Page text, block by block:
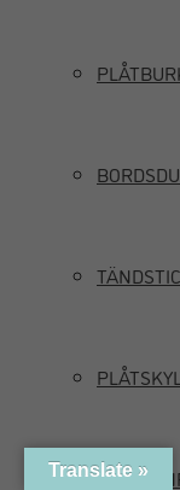
MARIN
Translate »